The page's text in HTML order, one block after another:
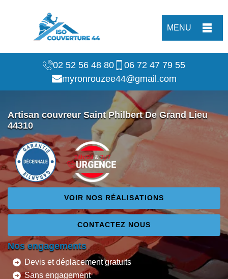
MENU
02 52 56 48 80
06 72 47 79 55
myronrouzee44@gmail.com
Artisan couvreur Saint Philbert De Grand Lieu
44310
VOIR NOS RÉALISATIONS
CONTACTEZ NOUS
Nos engagements
Devis et déplacement gratuits
Sans engagement